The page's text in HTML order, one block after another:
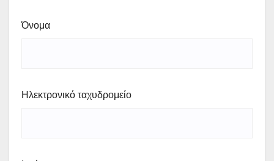
Όνομα
Ηλεκτρονικό ταχυδρομείο